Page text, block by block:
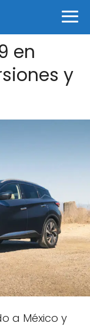
en
y
a México y